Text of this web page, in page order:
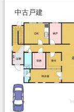
中古戸建